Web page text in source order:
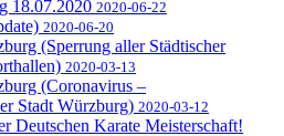
18.07.2020 2020-06-22
2020-06-20
(Sperrung aller Städtischer
2020-03-13
(Coronavirus –
Stadt Würzburg) 2020-03-12
Deutschen Karate Meisterschaft!